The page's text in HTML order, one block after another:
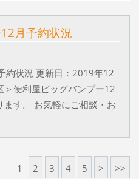
月予約状況
約状況 更新日：2019年12
便利屋ビッグバンブー12
ます。 お気軽にご相談・お
1 2 3 4 5 > >>